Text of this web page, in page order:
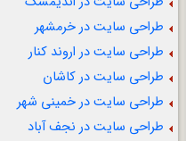
طراحی سایت در خرمشهر
طراحی سایت در اروند کنار
طراحی سایت در کاشان
طراحی سایت در خمینی شهر
طراحی سایت در نجف آباد